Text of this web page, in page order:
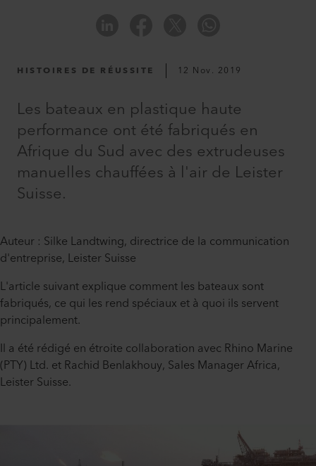
HISTOIRES DE RÉUSSITE 12 Nov. 2019
Les bateaux en plastique haute
performance ont été fabriqués en
Afrique du Sud avec des extrudeuses
manuelles chauffées à l'air de Leister
Suisse.
Auteur : Silke Landtwing, directrice de la communication
d'entreprise, Leister Suisse
L'article suivant explique comment les bateaux sont
fabriqués, ce qui les rend spéciaux et à quoi ils servent
principalement.
Il a été rédigé en étroite collaboration avec Rhino Marine
(PTY) Ltd. et Rachid Benlakhouy, Sales Manager Africa,
Leister Suisse.